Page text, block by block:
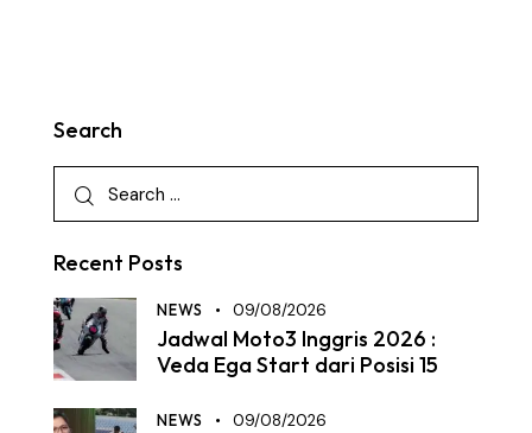
Search
Recent Posts
NEWS 09/08/2026
Jadwal Moto3 Inggris 2026 :
Veda Ega Start dari Posisi 15
NEWS 09/08/2026